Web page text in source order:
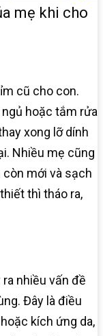
mẹ khi cho
cũ cho con.
hoặc tắm rửa
xong lỡ dính
Nhiều mẹ cũng
mới và sạch
thì tháo ra,
nhiều vấn đề
Đây là điều
kích ứng da,